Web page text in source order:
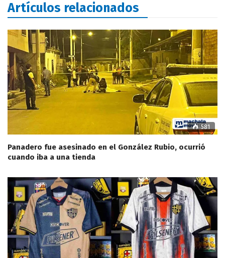
Artículos relacionados
581
Panadero fue asesinado en el González Rubio, ocurrió
cuando iba a una tienda